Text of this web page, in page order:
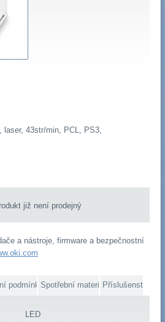
laser, 43str/min, PCL, PS3,
již není prodejný
a nástroje, firmware a bezpečnostní
podmínkySpotřební materiálPříslušenství
LED